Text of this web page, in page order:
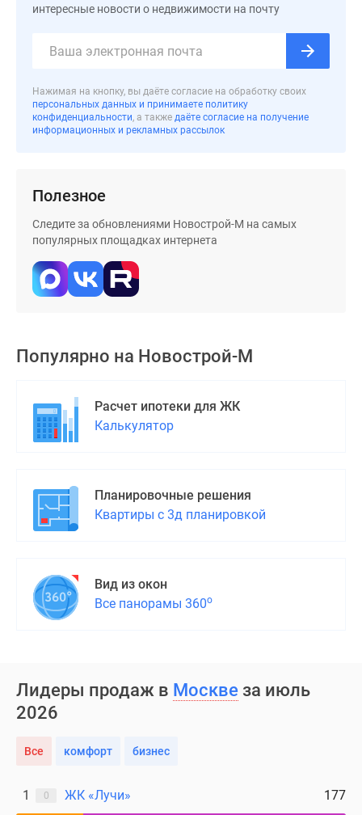
Видео
новостроек
застройщиком
Rutube
Поиск
Москве
реновации
Москве
Новостройки
Новостройки
бизнес-
Рассрочка
Траншевая
ипотека
коттеджи
Коттеджные
Новой
Москве
Готовые
коттеджные
поселки
поселки
лесу
интересные новости о недвижимости на почту
Нажимая на кнопку, вы даёте согласие на обработку своих
персональных данных и принимаете политику
конфиденциальности, а также даёте согласие на получение
информационных и рекламных рассылок
Полезное
Следите за обновлениями Новострой-М на самых
популярных площадках интернета
Популярно на Новострой-М
Расчет ипотеки для ЖК
Калькулятор
Планировочные решения
Квартиры с 3д планировкой
Вид из окон
Все панорамы 360о
Лидеры продаж в Москве за июль
2026
Все комфорт бизнес
1 0 ЖК «Лучи» 177